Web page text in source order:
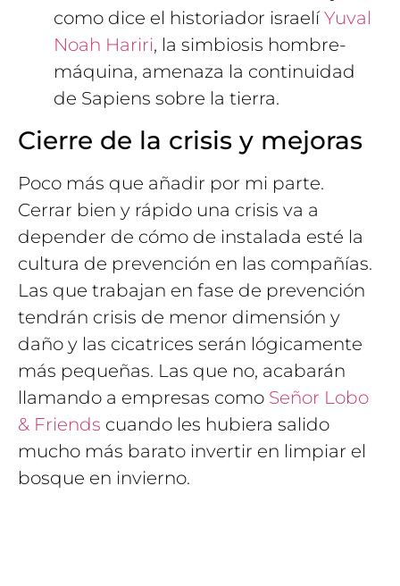
como dice el historiador israelíYuval
Noah Hariri, la simbiosis hombre-
máquina, amenaza la continuidad
de Sapiens sobre la tierra.
Cierre de la crisis y mejoras
Poco más que añadir por mi parte.
Cerrar bien y rápido una crisis va a
depender de cómo de instalada esté la
cultura de prevención en las compañías.
Las que trabajan en fase de prevención
tendrán crisis de menor dimensión y
daño y las cicatrices serán lógicamente
más pequeñas. Las que no, acabarán
llamando a empresas como Señor Lobo
& Friends cuando les hubiera salido
mucho más barato invertir en limpiar el
bosque en invierno.